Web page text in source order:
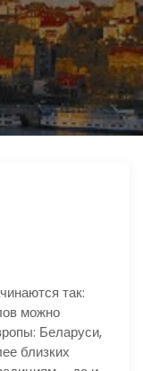
так:
можно
Беларуси,
близких